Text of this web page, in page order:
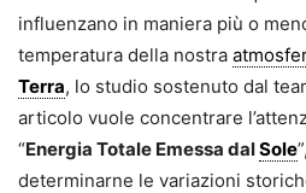
influenzano in maniera più o
temperatura della nostra
Terra, lo studio sostenuto dal
articolo vuole concentrare
“Energia Totale Emessa dalSole
determinarne le variazioni